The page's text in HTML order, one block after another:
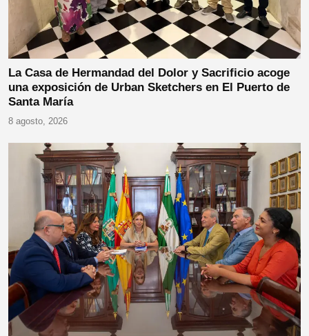
La Casa de Hermandad del Dolor y Sacrificio acoge
una exposición de Urban Sketchers en El Puerto de
Santa María
8 agosto, 2026